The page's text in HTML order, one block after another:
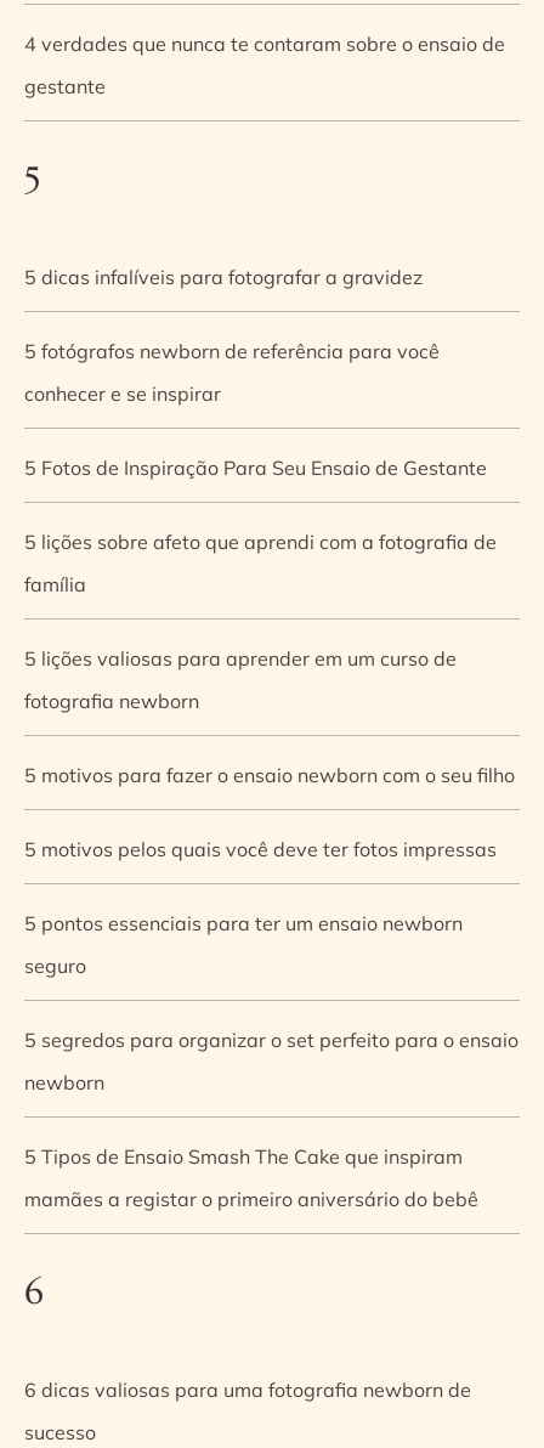
4 verdades que nunca te contaram sobre o ensaio de
gestante
5
5 dicas infalíveis para fotografar a gravidez
5 fotógrafos newborn de referência para você
conhecer e se inspirar
5 Fotos de Inspiração Para Seu Ensaio de Gestante
5 lições sobre afeto que aprendi com a fotografia de
família
5 lições valiosas para aprender em um curso de
fotografia newborn
5 motivos para fazer o ensaio newborn com o seu filho
5 motivos pelos quais você deve ter fotos impressas
5 pontos essenciais para ter um ensaio newborn
seguro
5 segredos para organizar o set perfeito para o ensaio
newborn
5 Tipos de Ensaio Smash The Cake que inspiram
mamães a registar o primeiro aniversário do bebê
6
6 dicas valiosas para uma fotografia newborn de
sucesso